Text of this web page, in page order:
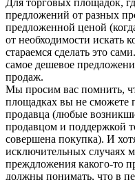
предложений от разных
предложенной ценой
от необходимости искать
стараемся сделать это
самое дешевое
продаж.
Мы просим вас помнить,
площадках вы не сможете
продавца (любые
продавцом и поддержкой
совершена покупка). И
исключительных случаях
преждложения какого-то
должны понимать, что в